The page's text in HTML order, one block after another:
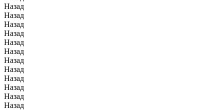
Назад
Назад
Назад
Назад
Назад
Назад
Назад
Назад
Назад
Назад
Назад
Назад